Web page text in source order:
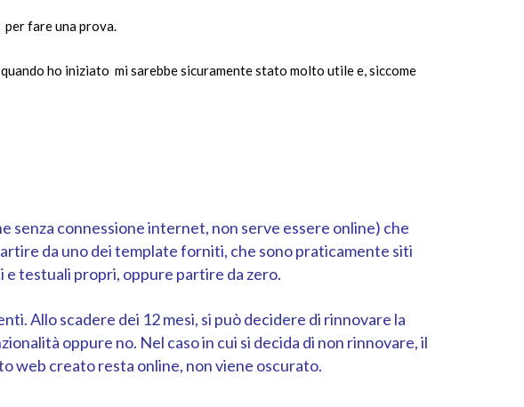
per fare una prova.
ho iniziato mi sarebbe sicuramente stato molto utile e, siccome
senza connessione internet, non serve essere online) che
da uno dei template forniti, che sono praticamente siti
testuali propri, oppure partire da zero.
Allo scadere dei 12 mesi, si può decidere di rinnovare la
oppure no. Nel caso in cui si decida di non rinnovare, il
web creato resta online, non viene oscurato.